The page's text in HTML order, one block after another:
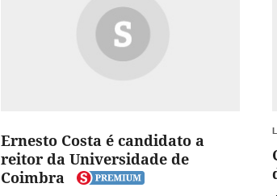
Ernesto Costa é candidato a
reitor da Universidade de
Coimbra